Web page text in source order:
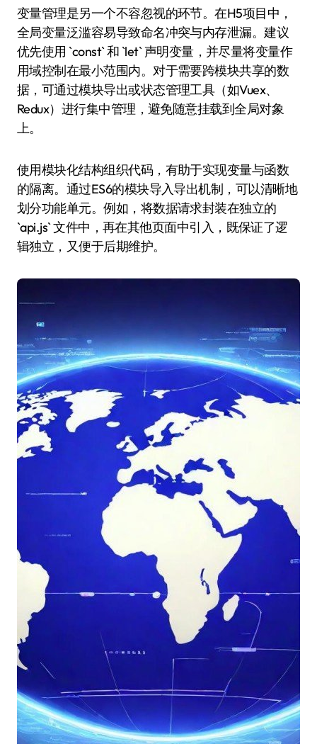
变量管理是另一个不容忽视的环节。在H5项目中，
全局变量泛滥容易导致命名冲突与内存泄漏。建议
优先使用 `const` 和 `let` 声明变量，并尽量将变量作
用域控制在最小范围内。对于需要跨模块共享的数
据，可通过模块导出或状态管理工具（如Vuex、
Redux）进行集中管理，避免随意挂载到全局对象
上。
使用模块化结构组织代码，有助于实现变量与函数
的隔离。通过ES6的模块导入导出机制，可以清晰地
划分功能单元。例如，将数据请求封装在独立的
`api.js` 文件中，再在其他页面中引入，既保证了逻
辑独立，又便于后期维护。